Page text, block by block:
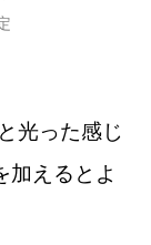
光った感じ
加えるとよ